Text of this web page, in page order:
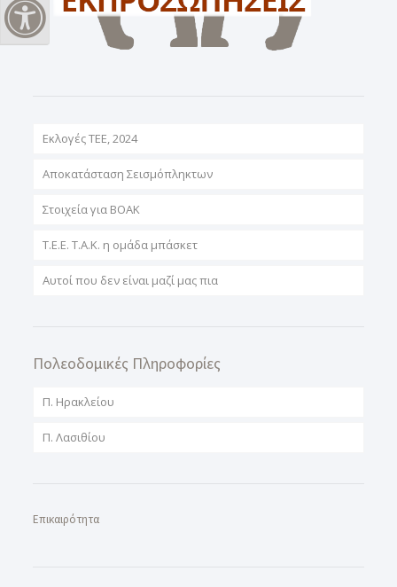
Εναλλαγή Υψηλής Αντίθεσης
Εκλογές ΤΕΕ, 2024
Αποκατάσταση Σεισμόπληκτων
Στοιχεία για ΒΟΑΚ
T.E.E. T.A.K. η ομάδα μπάσκετ
Αυτοί που δεν είναι μαζί μας πια
Πολεοδομικές Πληροφορίες
Π. Ηρακλείου
Π. Λασιθίου
Επικαιρότητα